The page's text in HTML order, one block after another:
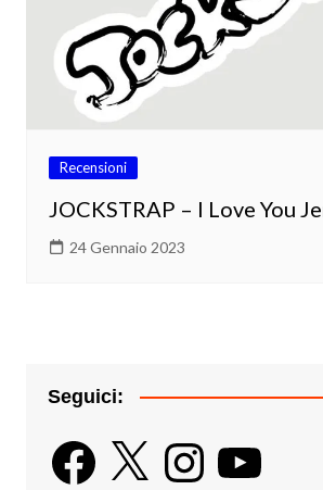
Recensioni
JOCKSTRAP – I Love You
24 Gennaio 2023
Seguici:
Facebook
X InstagramYouTube